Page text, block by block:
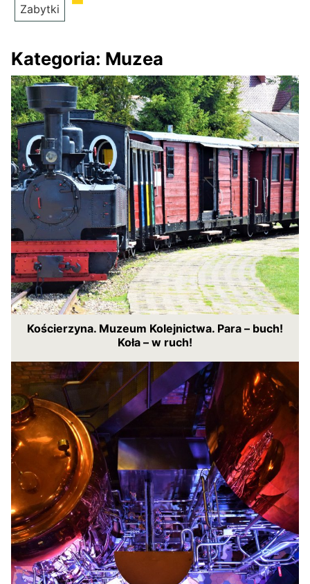
Zabytki
Kategoria: Muzea
Kościerzyna. Muzeum Kolejnictwa. Para – buch!
Koła – w ruch!